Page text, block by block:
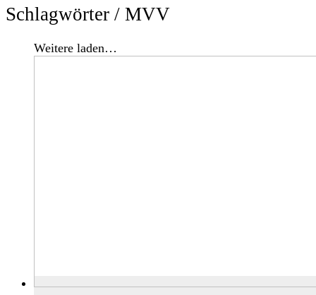
Schlagwörter / MVV
Weitere laden…